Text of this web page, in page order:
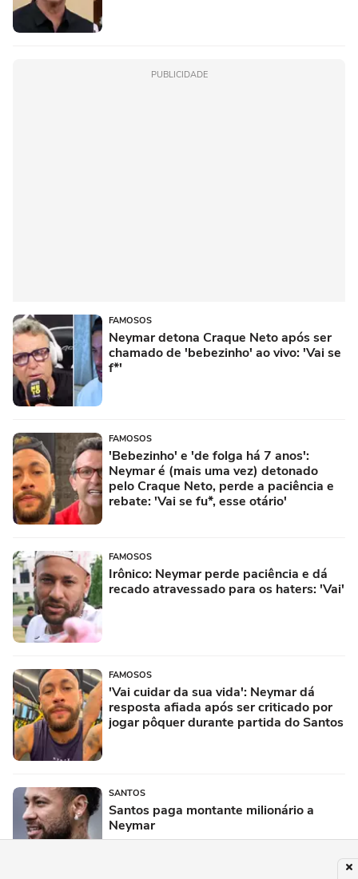
PUBLICIDADE
FAMOSOS
Neymar detona Craque Neto após ser
chamado de 'bebezinho' ao vivo: 'Vai se
f*'
FAMOSOS
'Bebezinho' e 'de folga há 7 anos':
Neymar é (mais uma vez) detonado
pelo Craque Neto, perde a paciência e
rebate: 'Vai se fu*, esse otário'
FAMOSOS
Irônico: Neymar perde paciência e dá
recado atravessado para os haters: 'Vai'
FAMOSOS
'Vai cuidar da sua vida': Neymar dá
resposta afiada após ser criticado por
jogar pôquer durante partida do Santos
SANTOS
Santos paga montante milionário a
Neymar